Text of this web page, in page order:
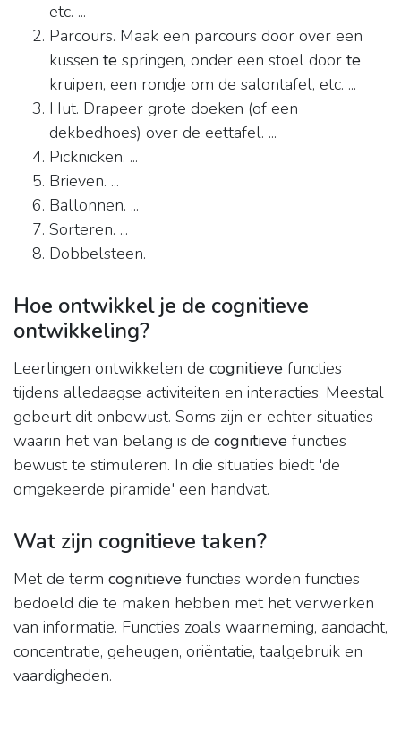
etc. ...
Parcours. Maak een parcours door over een
kussen te springen, onder een stoel door te
kruipen, een rondje om de salontafel, etc. ...
Hut. Drapeer grote doeken (of een
dekbedhoes) over de eettafel. ...
Picknicken. ...
Brieven. ...
Ballonnen. ...
Sorteren. ...
Dobbelsteen.
Hoe ontwikkel je de cognitieve
ontwikkeling?
Leerlingen ontwikkelen de cognitieve functies
tijdens alledaagse activiteiten en interacties. Meestal
gebeurt dit onbewust. Soms zijn er echter situaties
waarin het van belang is de cognitieve functies
bewust te stimuleren. In die situaties biedt 'de
omgekeerde piramide' een handvat.
Wat zijn cognitieve taken?
Met de term cognitieve functies worden functies
bedoeld die te maken hebben met het verwerken
van informatie. Functies zoals waarneming, aandacht,
concentratie, geheugen, oriëntatie, taalgebruik en
vaardigheden.